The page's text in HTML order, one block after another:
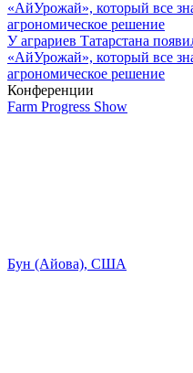
У аграриев Татарстана
«АйУрожай», который все
агрономическое решение
Конференции
Farm Progress Show
Бун (Айова), США